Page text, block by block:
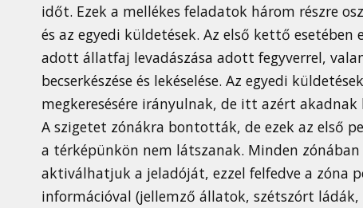
időt. Ezek a mellékes feladatok három részre
és az egyedi küldetések. Az első kettő
adott állatfaj levadászása adott fegyverrel,
becserkészése és lekéselése. Az egyedi
megkeresésére irányulnak, de itt azért akadnak
A szigetet zónákra bontották, de ezek az első
a térképünkön nem látszanak. Minden
aktiválhatjuk a jeladóját, ezzel felfedve a zóna
információval (jellemző állatok, szétszórt